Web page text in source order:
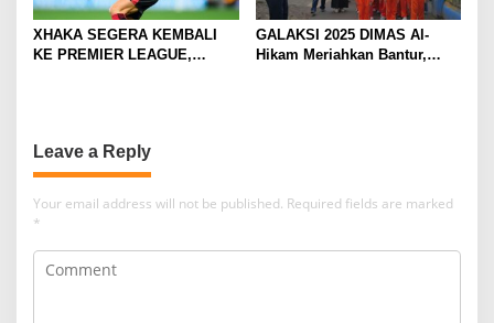
XHAKA SEGERA KEMBALI
KE PREMIER LEAGUE,
GALAKSI 2025 DIMAS Al-
Hikam Meriahkan Bantur,
Leave a Reply
Your email address will not be published. Required fields are marked
*